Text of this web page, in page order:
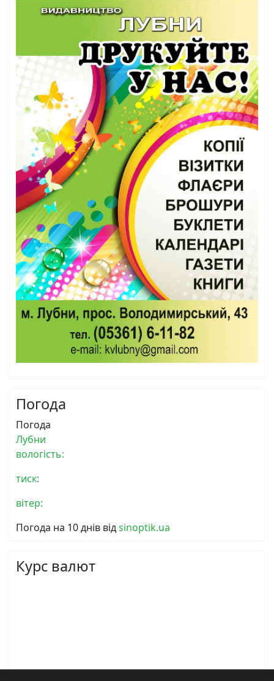
Погода
Погода
Лубни
вологість:
тиск:
вітер:
Погода на 10 днів відsinoptik.ua
Курс валют